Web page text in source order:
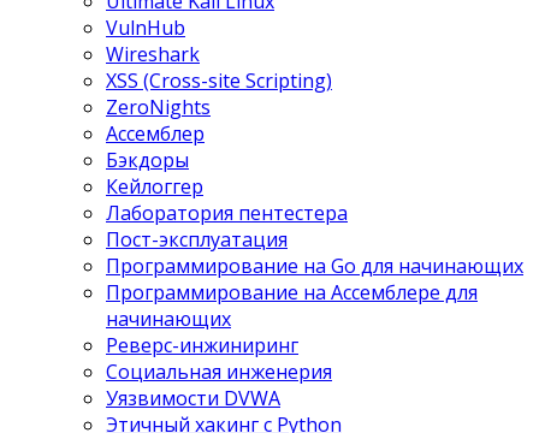
VulnHub
Wireshark
XSS (Cross-site Scripting)
ZeroNights
Ассемблер
Бэкдоры
Кейлоггер
Лаборатория пентестера
Пост-эксплуатация
Программирование на Go для начинающих
Программирование на Ассемблере для
начинающих
Реверс-инжиниринг
Социальная инженерия
Уязвимости DVWA
Этичный хакинг с Python